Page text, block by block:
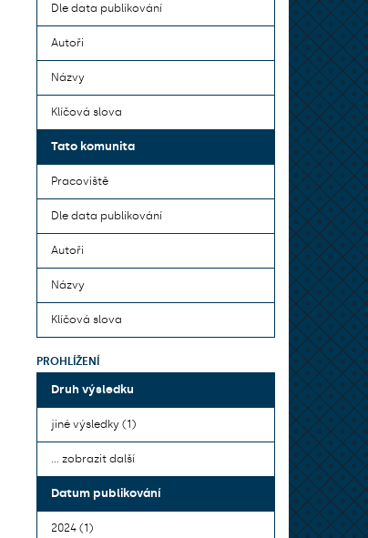
Dle data publikování
Autoři
Názvy
Klíčová slova
Tato komunita
Pracoviště
Dle data publikování
Autoři
Názvy
Klíčová slova
PROHLÍŽENÍ
Druh výsledku
jiné výsledky (1)
... zobrazit další
Datum publikování
2024 (1)